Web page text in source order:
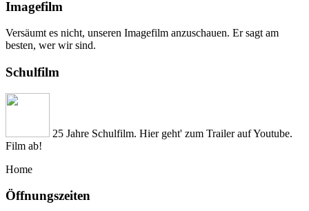
Imagefilm
Versäumt es nicht, unseren Imagefilm anzuschauen. Er sagt am
besten, wer wir sind.
Schulfilm
25 Jahre Schulfilm. Hier geht' zum Trailer auf Youtube.
Film ab!
Home
Öffnungszeiten